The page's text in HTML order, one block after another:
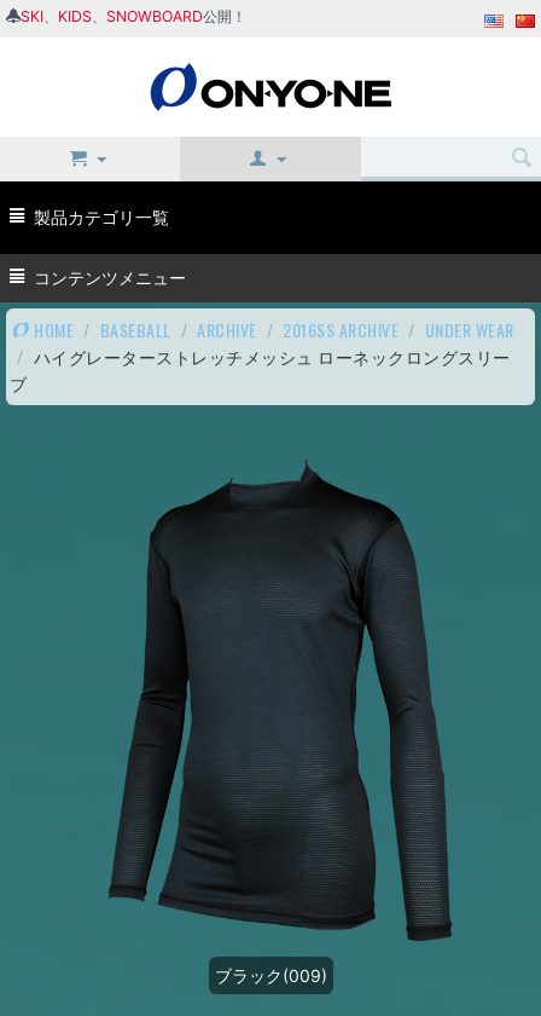
SKI KIDS SNOWBOARD公開！
製品カテゴリ一覧
コンテンツメニュー
HOME / BASEBALL / ARCHIVE / 2016SS ARCHIVE / UNDER WEAR
/ ハイグレーターストレッチメッシュ ローネックロングスリー
ブ
ブラック(009)